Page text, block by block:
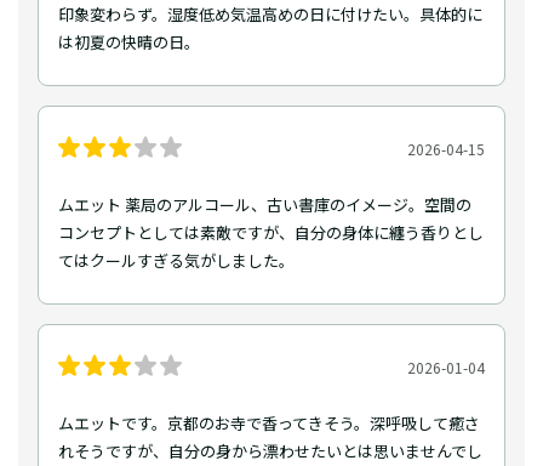
印象変わらず。湿度低め気温高めの日に付けたい。具体的に
は初夏の快晴の日。
2026-04-15
ムエット 薬局のアルコール、古い書庫のイメージ。空間の
コンセプトとしては素敵ですが、自分の身体に纏う香りとし
てはクールすぎる気がしました。
2026-01-04
ムエットです。京都のお寺で香ってきそう。深呼吸して癒さ
れそうですが、自分の身から漂わせたいとは思いませんでし